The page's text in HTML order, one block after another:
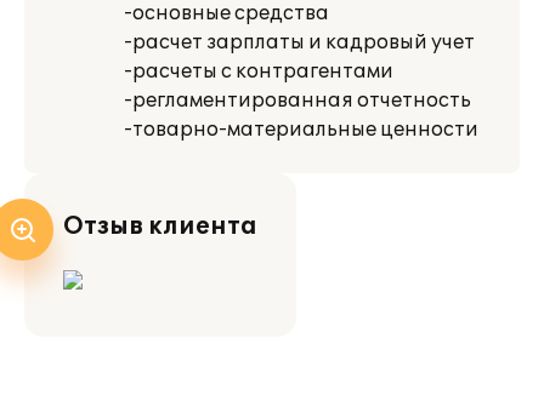
-основные средства
-расчет зарплаты и кадровый учет
-расчеты с контрагентами
-регламентированная отчетность
-товарно-материальные ценности
Отзыв клиента